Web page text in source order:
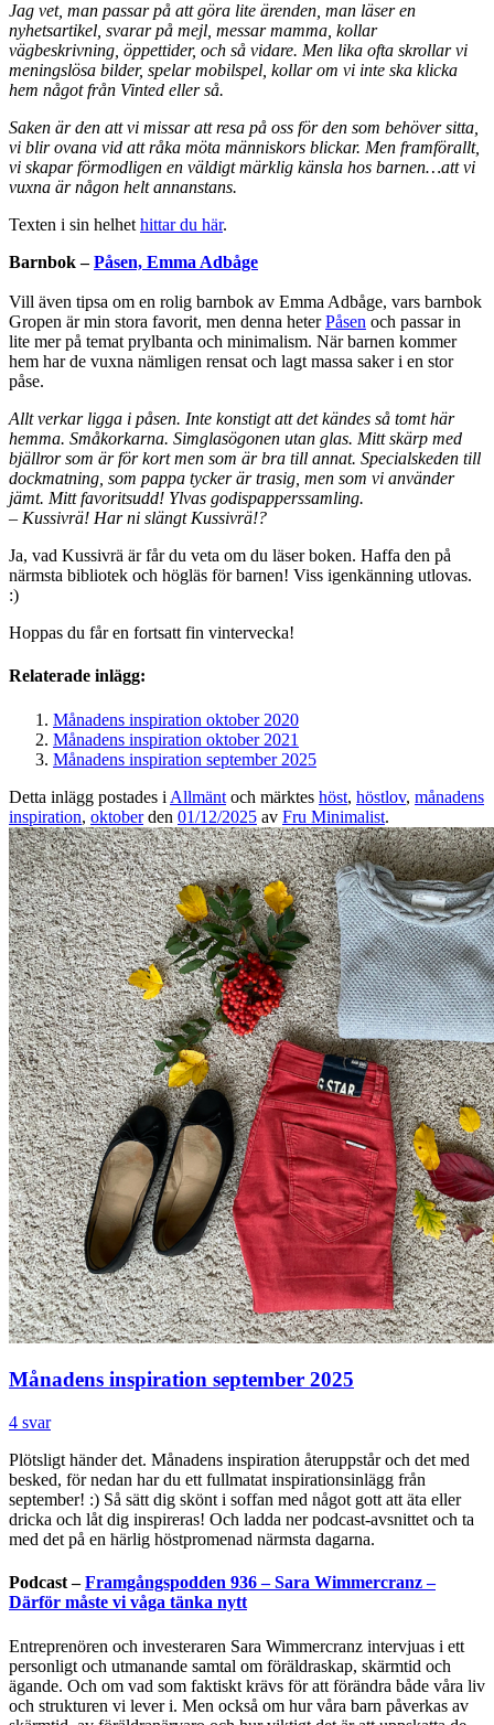
Jag vet, man passar på att göra lite ärenden, man läser en
nyhetsartikel, svarar på mejl, messar mamma, kollar
vägbeskrivning, öppettider, och så vidare. Men lika ofta skrollar vi
meningslösa bilder, spelar mobilspel, kollar om vi inte ska klicka
hem något från Vinted eller så.
Saken är den att vi missar att resa på oss för den som behöver sitta,
vi blir ovana vid att råka möta människors blickar. Men framförallt,
vi skapar förmodligen en väldigt märklig känsla hos barnen…att vi
vuxna är någon helt annanstans.
Texten i sin helhet hittar du här.
Barnbok –Påsen, Emma Adbåge
Vill även tipsa om en rolig barnbok av Emma Adbåge, vars barnbok
Gropen är min stora favorit, men denna heterPåsen och passar in
lite mer på temat prylbanta och minimalism. När barnen kommer
hem har de vuxna nämligen rensat och lagt massa saker i en stor
påse.
Allt verkar ligga i påsen. Inte konstigt att det kändes så tomt här
hemma. Småkorkarna. Simglasögonen utan glas. Mitt skärp med
bjällror som är för kort men som är bra till annat. Specialskeden till
dockmatning, som pappa tycker är trasig, men som vi använder
jämt. Mitt favoritsudd! Ylvas godispapperssamling.
– Kussivrä! Har ni slängt Kussivrä!?
Ja, vad Kussivrä är får du veta om du läser boken. Haffa den på
närmsta bibliotek och högläs för barnen! Viss igenkänning utlovas.
:)
Hoppas du får en fortsatt fin vintervecka!
Relaterade inlägg:
Månadens inspiration oktober 2020
Månadens inspiration oktober 2021
Månadens inspiration september 2025
Detta inlägg postades i Allmänt och märktes höst, höstlov, månadens
inspiration, oktoberden 01/12/2025 av Fru Minimalist.
Månadens inspiration september 2025
4 svar
Plötsligt händer det. Månadens inspiration återuppstår och det med
besked, för nedan har du ett fullmatat inspirationsinlägg från
september! :) Så sätt dig skönt i soffan med något gott att äta eller
dricka och låt dig inspireras! Och ladda ner podcast-avsnittet och ta
med det på en härlig höstpromenad närmsta dagarna.
Podcast –Framgångspodden 936 – Sara Wimmercranz –
Därför måste vi våga tänka nytt
Entreprenören och investeraren Sara Wimmercranz intervjuas i ett
personligt och utmanande samtal om föräldraskap, skärmtid och
ägande. Och om vad som faktiskt krävs för att förändra både våra liv
och strukturen vi lever i. Men också om hur våra barn påverkas av